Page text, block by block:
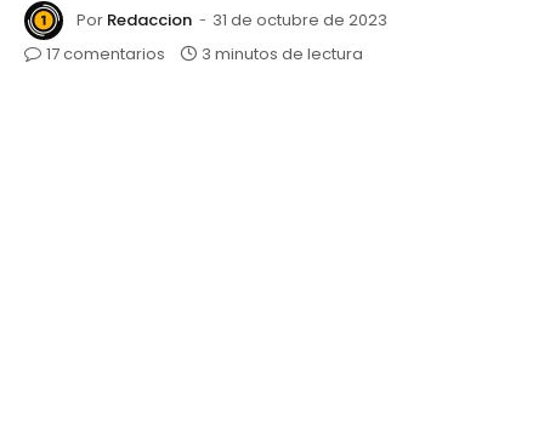
Por Redaccion
31 de octubre de 2023
17 comentarios
3 minutos de lectura